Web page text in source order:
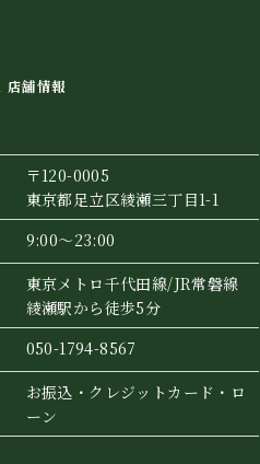
店舗情報
〒120-0005
東京都足立区綾瀬三丁目1-1
9:00〜23:00
東京メトロ千代田線/JR常磐線
綾瀬駅から徒歩5分
050-1794-8567
お振込・クレジットカード・ロ
ーン